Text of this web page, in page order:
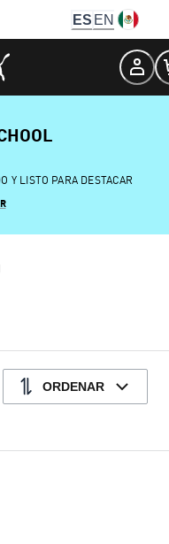
ES EN
Y LISTO PARA DESTACAR
ORDENAR